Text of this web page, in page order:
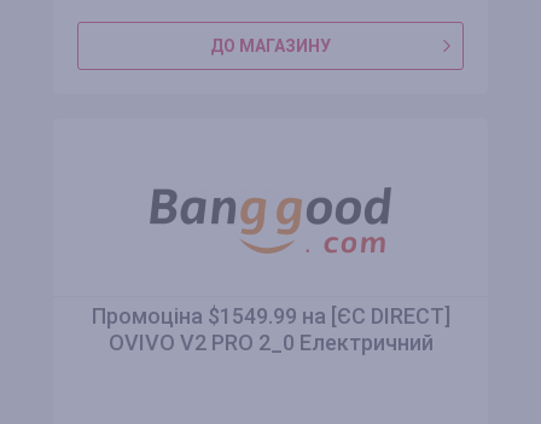
ДО МАГАЗИНУ
Промоціна $1549.99 на [ЄС DIRECT]
OVIVO V2 PRO 2_0 Електричний